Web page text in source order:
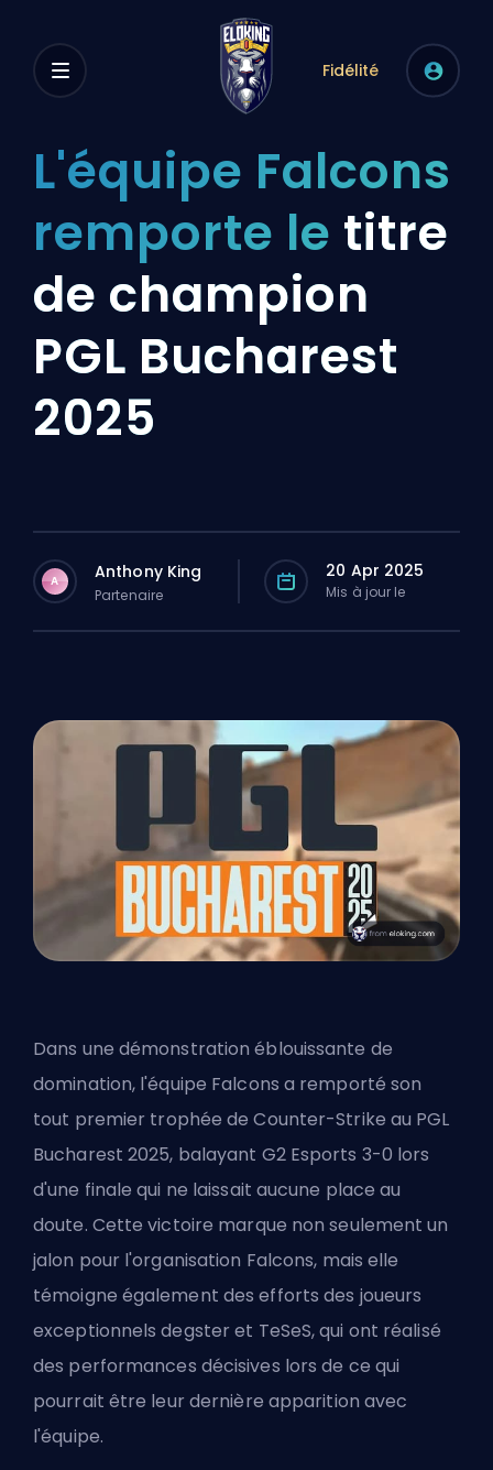
Fidélité
L'équipe Falcons
remporte le titre
de champion
PGL Bucharest
2025
A Anthony King
Partenaire
20 Apr 2025
Mis à jour le
Dans une démonstration éblouissante de
domination, l'équipe Falcons a remporté son
tout premier trophée de Counter-Strike au PGL
Bucharest 2025, balayant G2 Esports 3-0 lors
d'une finale qui ne laissait aucune place au
doute. Cette victoire marque non seulement un
jalon pour l'organisation Falcons, mais elle
témoigne également des efforts des joueurs
exceptionnels degster et TeSeS, qui ont réalisé
des performances décisives lors de ce qui
pourrait être leur dernière apparition avec
l'équipe.